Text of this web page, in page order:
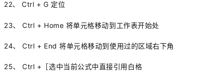
22、 Ctrl + G 定位
23、 Ctrl + Home 将单元格移动到工作表开始处
24、 Ctrl + End 将单元格移动到使用过的区域右下角
25、 Ctrl +［选中当前公式中直接引用白格